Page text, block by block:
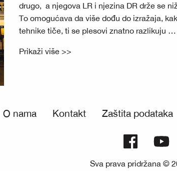
drugo, a njegova LR i njezina DR drže se
To omogućava da više dođu do izražaja,
tehnike tiče, ti se plesovi znatno razlikuju …
Prikaži više >>
O nama Kontakt Zaštita podataka
Sva prava pridržana ©